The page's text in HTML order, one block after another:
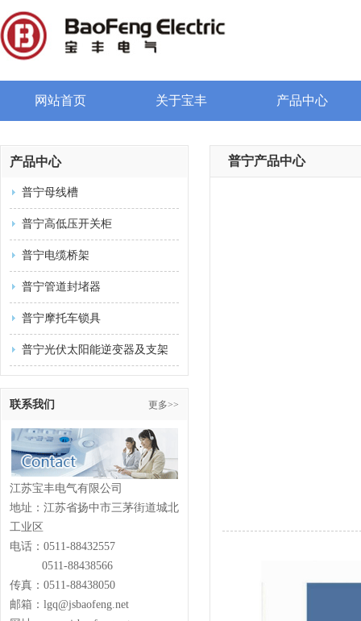
网站首页 关于宝丰 产品中心
产品中心
普宁母线槽
普宁高低压开关柜
普宁电缆桥架
普宁管道封堵器
普宁摩托车锁具
普宁光伏太阳能逆变器及支架
联系我们 更多>>
江苏宝丰电气有限公司
地址：江苏省扬中市三茅街道城北
工业区
电话：0511-88432557
0511-88438566
传真：0511-88438050
邮箱：lgq@jsbaofeng.net
普宁产品中心